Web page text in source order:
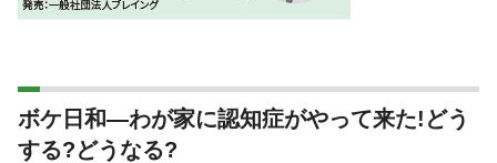
ボケ日和―わが家に認知症がやって来た!どう
する?どうなる?